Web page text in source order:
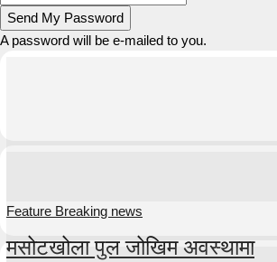
A password will be e-mailed to you.
Feature Breaking news
मसोटखोला पुल जोखिम अवस्थामा